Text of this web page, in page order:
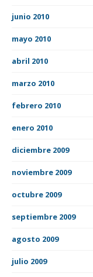
junio 2010
mayo 2010
abril 2010
marzo 2010
febrero 2010
enero 2010
diciembre 2009
noviembre 2009
octubre 2009
septiembre 2009
agosto 2009
julio 2009